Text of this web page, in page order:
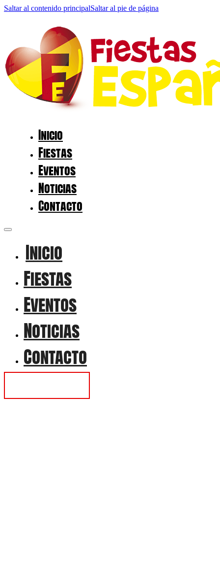
Saltar al contenido principalSaltar al pie de página
Inicio
Fiestas
Eventos
Noticias
Contacto
Inicio
Fiestas
Eventos
Noticias
Contacto